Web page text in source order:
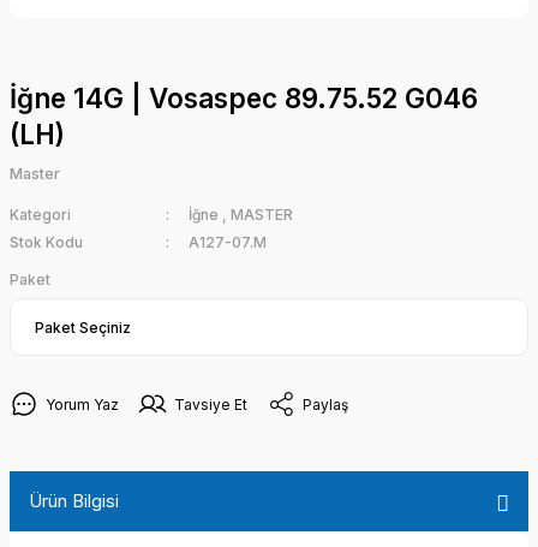
İğne 14G | Vosaspec 89.75.52 G046
(LH)
Master
Kategori İğne , MASTER
Stok Kodu
A127-07.M
Paket
Yorum Yaz Tavsiye Et Paylaş
Ürün Bilgisi